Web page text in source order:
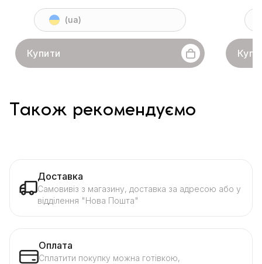
(ua)
Купити
Також рекомендуємо
Доставка
Самовивіз з магазину, доставка за адресою або у
відділення "Нова Пошта"
Оплата
Сплатити покупку можна готівкою,